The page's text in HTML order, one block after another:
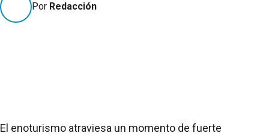
Por Redacción
El enoturismo atraviesa un momento de fuerte